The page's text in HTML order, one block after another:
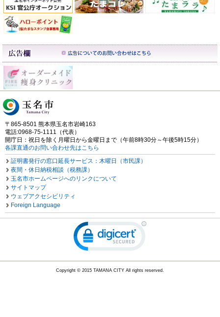
〒865-8501 熊本県玉名市岩崎163
電話:0968-75-1111（代表）
開庁日：祝日を除く月曜日から金曜日まで（午前8時30分～午後5時15分）
各課直通のお問い合わせ先はこちら
証明書発行の窓口延長サービス：木曜日（市民課）
夜間・休日納税相談（税務課）
玉名市ホームページへのリンクについて
サイトマップ
ウェブアクセシビリティ
Foreign Language
Copyright © 2015 TAMANA CITY All rights reserved.